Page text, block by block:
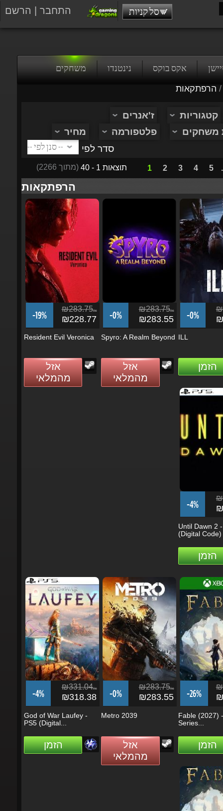
התחבר הרשם סל קניות
אקס בוקס נינטנדו משחקים
/הרפתקאות
קטגוריות
ז'אנרים
משחקים
פלטפורמה
מחיר
סדר לפי
תוצאות 1 - 40 (מתוך 2266) 1 2 3
הרפתקאות
₪283.75
₪228.77
אזל
מהמלאי
₪283.75
₪283.55
אזל
מהמלאי
הזמן
-4%
Until Dawn 2 -
(Digital Code)
הזמן
-4%
₪331.04ils
₪318.38
God of War Laufey -
הזמן
-0%
₪283.75
₪283.55
מהמלאי
-26%
Fable (2027) -